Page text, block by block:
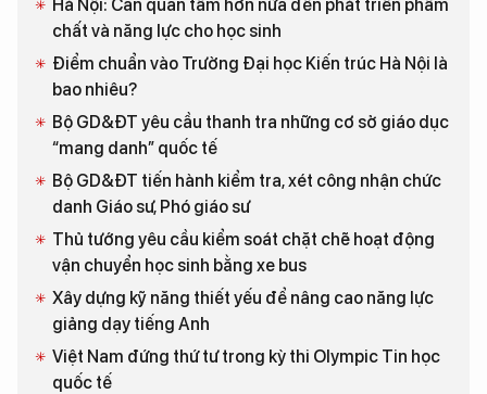
Hà Nội: Cần quan tâm hơn nữa đến phát triển phẩm
chất và năng lực cho học sinh
Điểm chuẩn vào Trường Đại học Kiến trúc Hà Nội là
bao nhiêu?
Bộ GD&ĐT yêu cầu thanh tra những cơ sở giáo dục
“mang danh” quốc tế
Bộ GD&ĐT tiến hành kiểm tra, xét công nhận chức
danh Giáo sư, Phó giáo sư
Thủ tướng yêu cầu kiểm soát chặt chẽ hoạt động
vận chuyển học sinh bằng xe bus
Xây dựng kỹ năng thiết yếu để nâng cao năng lực
giảng dạy tiếng Anh
Việt Nam đứng thứ tư trong kỳ thi Olympic Tin học
quốc tế